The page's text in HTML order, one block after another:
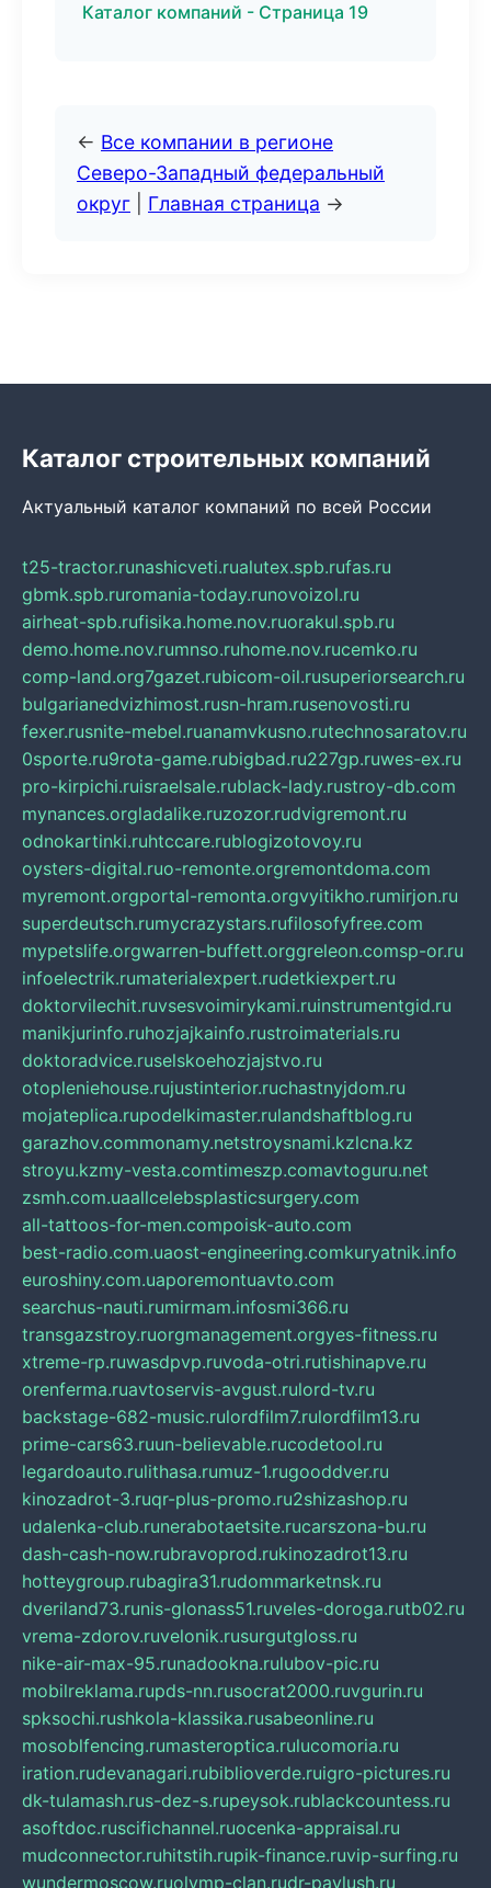
Каталог компаний - Страница 19
← Все компании в регионе
Северо-Западный федеральный
округ
Главная страница →
Каталог строительных компаний
Актуальный каталог компаний по всей России
t25-tractor.runashicveti.rualutex.spb.rufas.ru
gbmk.spb.ruromania-today.runovoizol.ru
airheat-spb.rufisika.home.nov.ruorakul.spb.ru
demo.home.nov.rumnso.ruhome.nov.rucemko.ru
comp-land.org7gazet.rubicom-oil.rusuperiorsearch.ru
bulgarianedvizhimost.rusn-hram.rusenovosti.ru
fexer.rusnite-mebel.ruanamvkusno.rutechnosaratov.ru
0sporte.ru9rota-game.rubigbad.ru227gp.ruwes-ex.ru
pro-kirpichi.ruisraelsale.rublack-lady.rustroy-db.com
mynances.orgladalike.ruzozor.rudvigremont.ru
odnokartinki.ruhtccare.rublogizotovoy.ru
oysters-digital.ruo-remonte.orgremontdoma.com
myremont.orgportal-remonta.orgvyitikho.rumirjon.ru
superdeutsch.rumycrazystars.rufilosofyfree.com
mypetslife.orgwarren-buffett.orggreleon.comsp-or.ru
infoelectrik.rumaterialexpert.rudetkiexpert.ru
doktorvilechit.ruvsesvoimirykami.ruinstrumentgid.ru
manikjurinfo.ruhozjajkainfo.rustroimaterials.ru
doktoradvice.ruselskoehozjajstvo.ru
otopleniehouse.rujustinterior.ruchastnyjdom.ru
mojateplica.rupodelkimaster.rulandshaftblog.ru
garazhov.commonamy.netstroysnami.kzlcna.kz
stroyu.kzmy-vesta.comtimeszp.comavtoguru.net
zsmh.com.uaallcelebsplasticsurgery.com
all-tattoos-for-men.compoisk-auto.com
best-radio.com.uaost-engineering.comkuryatnik.info
euroshiny.com.uaporemontuavto.com
searchus-nauti.rumirmam.infosmi366.ru
transgazstroy.ruorgmanagement.orgyes-fitness.ru
xtreme-rp.ruwasdpvp.ruvoda-otri.rutishinapve.ru
orenferma.ruavtoservis-avgust.rulord-tv.ru
backstage-682-music.rulordfilm7.rulordfilm13.ru
prime-cars63.ruun-believable.rucodetool.ru
legardoauto.rulithasa.rumuz-1.rugooddver.ru
kinozadrot-3.ruqr-plus-promo.ru2shizashop.ru
udalenka-club.runerabotaetsite.rucarszona-bu.ru
dash-cash-now.rubravoprod.rukinozadrot13.ru
hotteygroup.rubagira31.rudommarketnsk.ru
dveriland73.runis-glonass51.ruveles-doroga.rutb02.ru
vrema-zdorov.ruvelonik.rusurgutgloss.ru
nike-air-max-95.runadookna.rulubov-pic.ru
mobilreklama.rupds-nn.rusocrat2000.ruvgurin.ru
spksochi.rushkola-klassika.rusabeonline.ru
mosoblfencing.rumasteroptica.rulucomoria.ru
iration.rudevanagari.rubiblioverde.ruigro-pictures.ru
dk-tulamash.rus-dez-s.rupeysok.rublackcountess.ru
asoftdoc.ruscifichannel.ruocenka-appraisal.ru
mudconnector.ruhitstih.rupik-finance.ruvip-surfing.ru
wundermoscow.ruolymp-clan.rudr-pavlush.ru